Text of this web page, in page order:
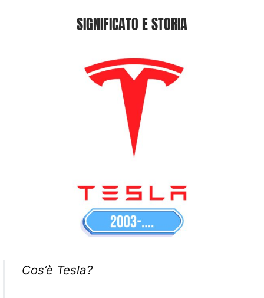
SIGNIFICATO E STORIA
Cos’è Tesla?